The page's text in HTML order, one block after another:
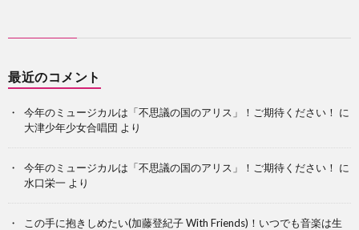
最近のコメント
今年のミュージカルは「不思議の国のアリス」！ご期待ください！ に
大津少年少女合唱団 より
今年のミュージカルは「不思議の国のアリス」！ご期待ください！ に
水口栄一 より
この手に抱きしめたい(加藤登紀子 With Friends)！いつでも音楽は生